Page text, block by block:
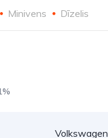
Minivens Dīzelis
Volkswagen